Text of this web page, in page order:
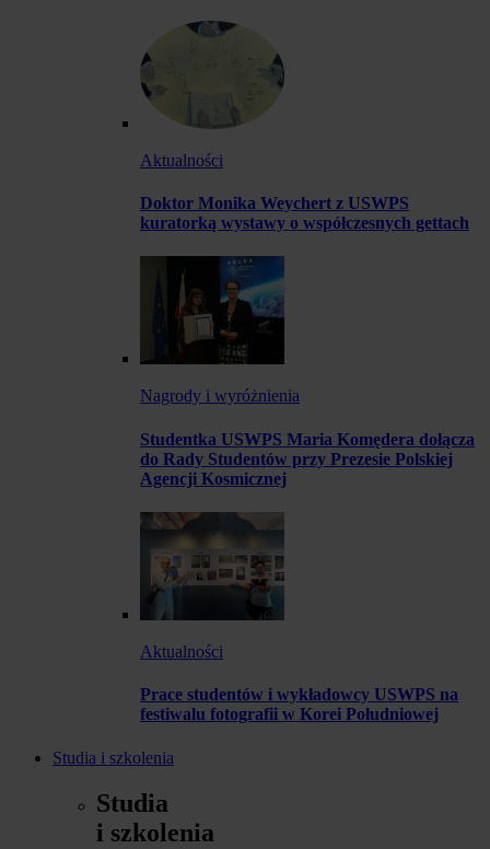
Aktualności
Doktor Monika Weychert z USWPS
kuratorką wystawy o współczesnych gettach
Nagrody i wyróżnienia
Studentka USWPS Maria Komędera dołącza
do Rady Studentów przy Prezesie Polskiej
Agencji Kosmicznej
Aktualności
Prace studentów i wykładowcy USWPS na
festiwalu fotografii w Korei Południowej
Studia i szkolenia
Studia
i szkolenia